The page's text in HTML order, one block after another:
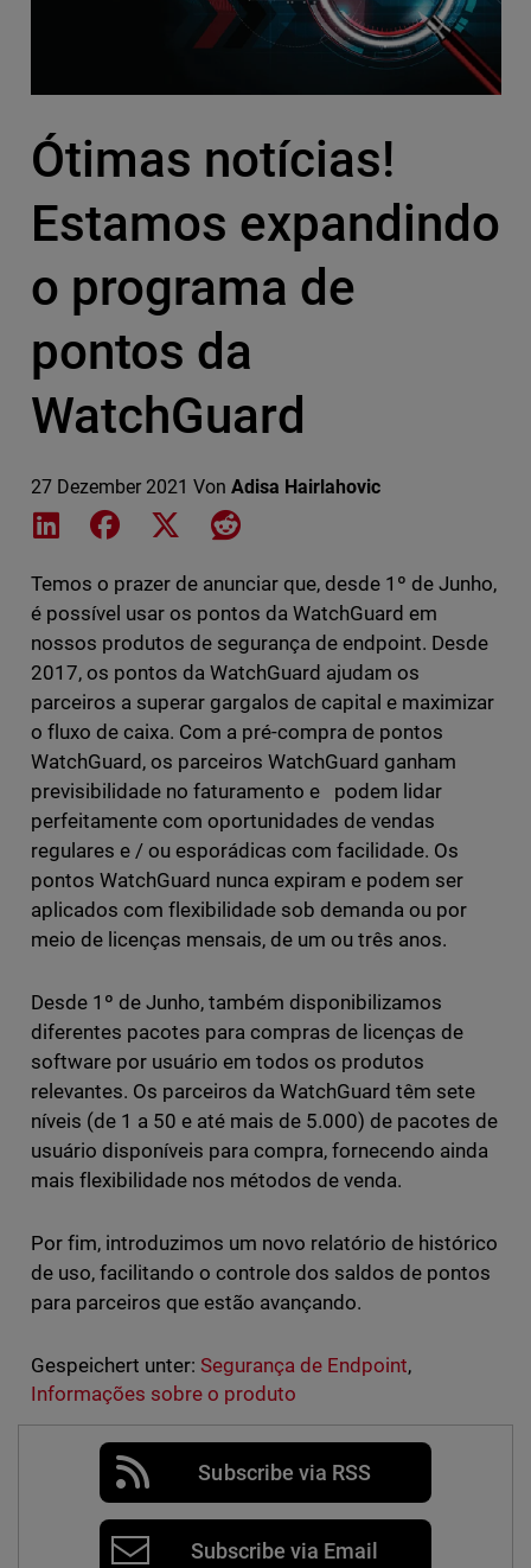
Ótimas notícias!
Estamos expandindo
o programa de
pontos da
WatchGuard
27 Dezember 2021 Von Adisa Hairlahovic
Share on LinkedIn
Share on Facebook
Share on XShare on Reddit
Temos o prazer de anunciar que, desde 1º de Junho,
é possível usar os pontos da WatchGuard em
nossos produtos de segurança de endpoint. Desde
2017, os pontos da WatchGuard ajudam os
parceiros a superar gargalos de capital e maximizar
o fluxo de caixa. Com a pré-compra de pontos
WatchGuard, os parceiros WatchGuard ganham
previsibilidade no faturamento e podem lidar
perfeitamente com oportunidades de vendas
regulares e / ou esporádicas com facilidade. Os
pontos WatchGuard nunca expiram e podem ser
aplicados com flexibilidade sob demanda ou por
meio de licenças mensais, de um ou três anos.
Desde 1º de Junho, também disponibilizamos
diferentes pacotes para compras de licenças de
software por usuário em todos os produtos
relevantes. Os parceiros da WatchGuard têm sete
níveis (de 1 a 50 e até mais de 5.000) de pacotes de
usuário disponíveis para compra, fornecendo ainda
mais flexibilidade nos métodos de venda.
Por fim, introduzimos um novo relatório de histórico
de uso, facilitando o controle dos saldos de pontos
para parceiros que estão avançando.
Gespeichert unter: Segurança de Endpoint,
Informações sobre o produto
Subscribe via RSS
Subscribe via Email